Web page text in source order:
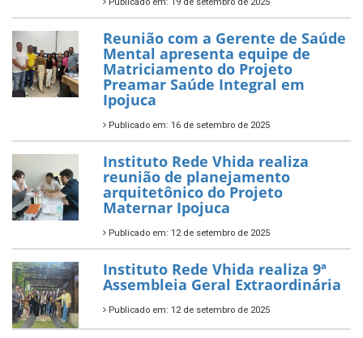
Reunião com a Gerente de Saúde
Mental apresenta equipe de
Matriciamento do Projeto
Preamar Saúde Integral em
Ipojuca
Publicado em: 16 de setembro de 2025
Instituto Rede Vhida realiza
reunião de planejamento
arquitetônico do Projeto
Maternar Ipojuca
Publicado em: 12 de setembro de 2025
Instituto Rede Vhida realiza 9ª
Assembleia Geral Extraordinária
Publicado em: 12 de setembro de 2025